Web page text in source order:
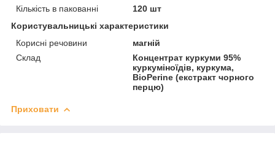
Кількість в пакованні
120 шт
Користувальницькі характеристики
Корисні речовини
магній
Склад
Концентрат куркуми 95%
куркуміноїдів, куркума,
BioPerine (екстракт чорного
перцю)
Приховати